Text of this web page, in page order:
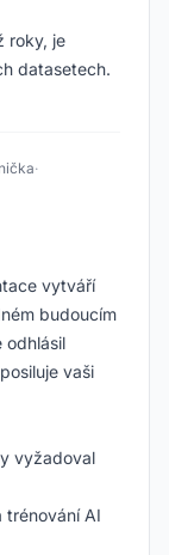
roky, je
datasetech.
·
vytváří
budoucím
odhlásil
vaši
vyžadoval
trénování AI